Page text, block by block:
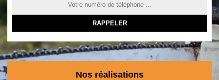
Nos réalisations